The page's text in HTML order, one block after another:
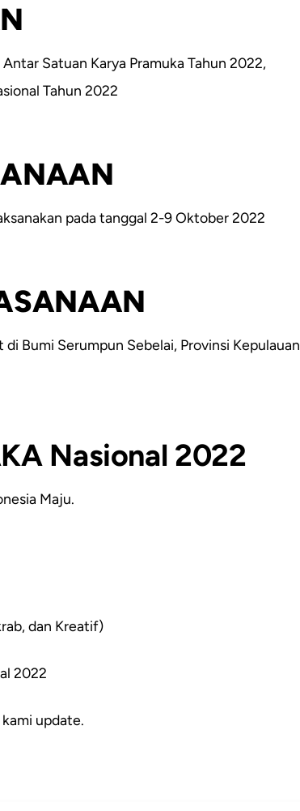
Satuan Karya Pramuka Tahun 2022,
Tahun 2022
pada tanggal 2-9 Oktober 2022
Bumi Serumpun Sebelai, Provinsi Kepulauan
Nasional 2022
Maju.
dan Kreatif)
2022
update.